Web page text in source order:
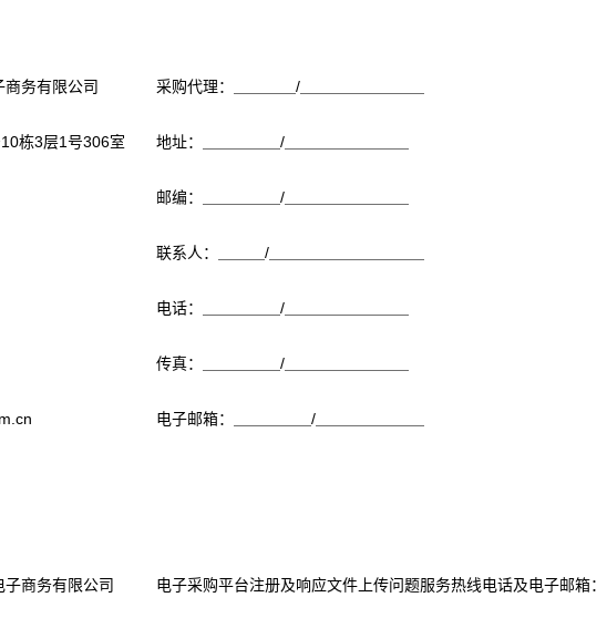
务有限公司 采购代理：＿＿＿＿/＿＿＿＿＿＿＿＿
栋3层1号306室 地址：＿＿＿＿＿/＿＿＿＿＿＿＿＿
邮编：＿＿＿＿＿/＿＿＿＿＿＿＿＿
联系人：＿＿＿/＿＿＿＿＿＿＿＿＿＿
电话：＿＿＿＿＿/＿＿＿＿＿＿＿＿
传真：＿＿＿＿＿/＿＿＿＿＿＿＿＿
电子邮箱：＿＿＿＿＿/＿＿＿＿＿＿＿
商务有限公司 电子采购平台注册及响应文件上传问题服务热线电话及电子邮箱：